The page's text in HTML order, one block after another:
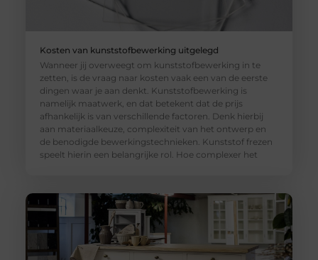
Kosten van kunststofbewerking uitgelegd
Wanneer jij overweegt om kunststofbewerking in te
zetten, is de vraag naar kosten vaak een van de eerste
dingen waar je aan denkt. Kunststofbewerking is
namelijk maatwerk, en dat betekent dat de prijs
afhankelijk is van verschillende factoren. Denk hierbij
aan materiaalkeuze, complexiteit van het ontwerp en
de benodigde bewerkingstechnieken. Kunststof frezen
speelt hierin een belangrijke rol. Hoe complexer het